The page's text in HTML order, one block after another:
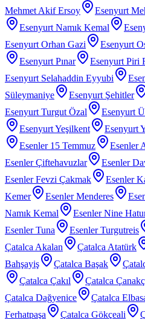
Mehmet Akif Ersoy
Esenyurt
Esenyurt Namık Kemal
Esenyurt Orhan Gazi
Esenyurt
Esenyurt Pınar
Esenyurt Piri
Esenyurt Selahaddin Eyyubi
Süleymaniye
Esenyurt Şehitler
Esenyurt Turgut Özal
Esenyurt
Esenyurt Yeşilkent
Esenyurt
Esenler 15 Temmuz
Esenler
Esenler Çiftehavuzlar
Esenler
Esenler Fevzi Çakmak
Esenler
Kemer
Esenler Menderes
Namık Kemal
Esenler Nine
Esenler Tuna
Esenler Turgutreis
Çatalca Akalan
Çatalca Atatürk
Bahşayiş
Çatalca Başak
Çatalca Çakıl
Çatalca
Çatalca Dağyenice
Çatalca
Ferhatpaşa
Çatalca Gökçeali